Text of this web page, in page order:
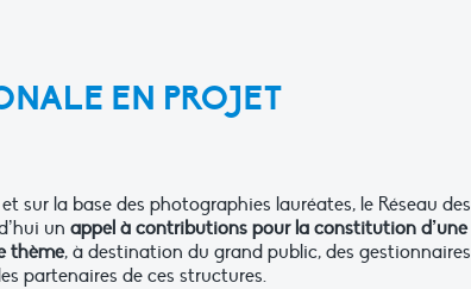
EN PROJET
sur la base des photographies lauréates, le Réseau des
un appel à contributions pour la constitution d’une
thème, à destination du grand public, des gestionnaires
partenaires de ces structures.